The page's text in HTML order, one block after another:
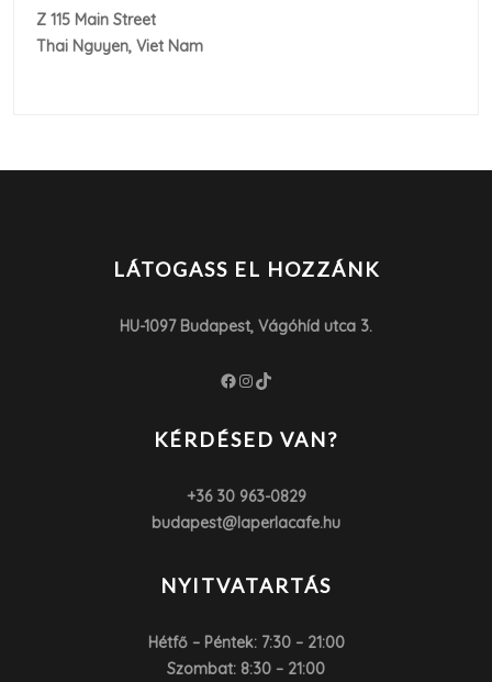
Z 115 Main Street
Thai Nguyen, Viet Nam
LÁTOGASS EL HOZZÁNK
HU-1097 Budapest, Vágóhíd utca 3.
Facebook
Instagram
TikTok
KÉRDÉSED VAN?
+36 30 963-0829
budapest@laperlacafe.hu
NYITVATARTÁS
Hétfő – Péntek: 7:30 – 21:00
Szombat: 8:30 – 21:00